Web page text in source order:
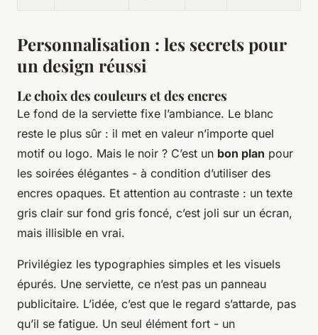
Personnalisation : les secrets pour
un design réussi
Le choix des couleurs et des encres
Le fond de la serviette fixe l’ambiance. Le blanc
reste le plus sûr : il met en valeur n’importe quel
motif ou logo. Mais le noir ? C’est un bon plan pour
les soirées élégantes - à condition d’utiliser des
encres opaques. Et attention au contraste : un texte
gris clair sur fond gris foncé, c’est joli sur un écran,
mais illisible en vrai.
Privilégiez les typographies simples et les visuels
épurés. Une serviette, ce n’est pas un panneau
publicitaire. L’idée, c’est que le regard s’attarde, pas
qu’il se fatigue. Un seul élément fort - un